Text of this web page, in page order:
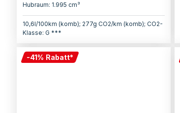
Hubraum: 1.995 cm³
10,6l/100km (komb); 277g CO2/km (komb); CO2-
Klasse: G ***
-41% Rabatt*